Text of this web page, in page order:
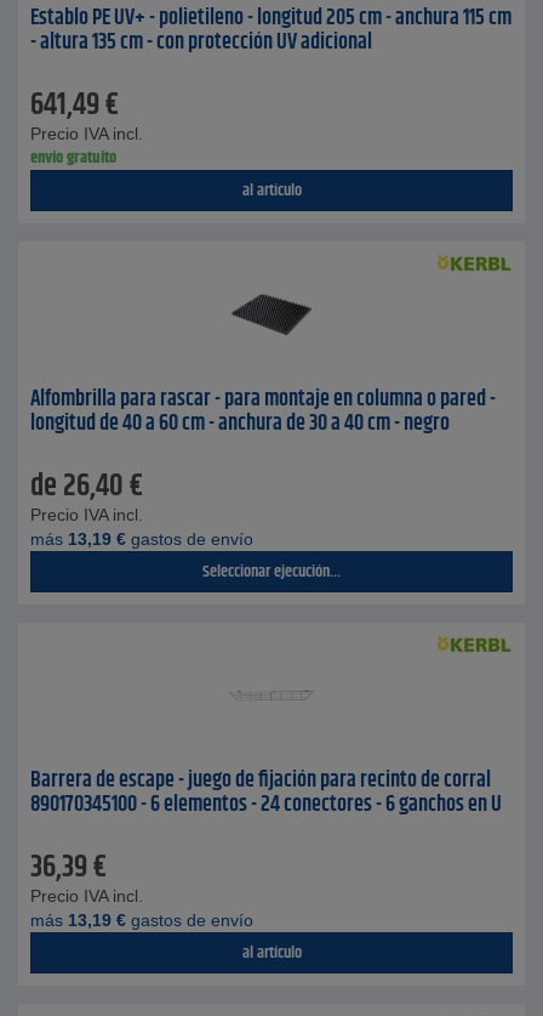
Establo PE UV+ - polietileno - longitud 205 cm - anchura 115 cm
- altura 135 cm - con protección UV adicional
641,49€
Precio IVA incl.
envío gratuito
al artículo
Alfombrilla para rascar - para montaje en columna o pared -
longitud de 40 a 60 cm - anchura de 30 a 40 cm - negro
de26,40€
Precio IVA incl.
más 13,19 € gastos de envío
Seleccionar ejecución...
Barrera de escape - juego de fijación para recinto de corral
890170345100 - 6 elementos - 24 conectores - 6 ganchos en U
36,39€
Precio IVA incl.
más 13,19 € gastos de envío
al artículo